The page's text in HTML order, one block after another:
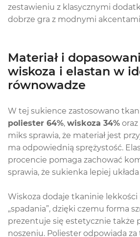
zestawieniu z klasycznymi
dobrze gra z modnymi
Materiał i
wiskoza i elastan w
równowadze
W tej sukience zastosowano
poliester 64%, wiskoza 34% oraz
miks sprawia, że materiał jest
ma odpowiednią sprężystość.
procencie pomaga zachować
sprawia, że sukienka lepiej
Wiskoza dodaje tkaninie
„spadania”, dzięki czemu forma
prezentuje się estetycznie także
noszeniu. Poliester odpowiada za